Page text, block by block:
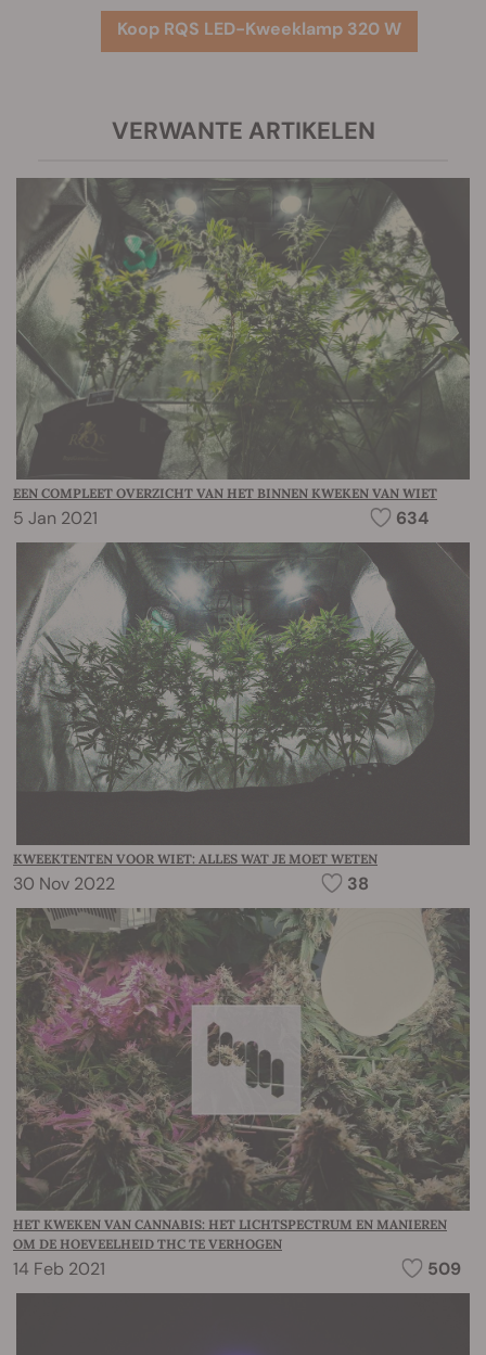
Koop RQS LED-Kweeklamp 320 W
VERWANTE ARTIKELEN
EEN COMPLEET OVERZICHT VAN HET BINNEN KWEKEN VAN WIET
5 Jan 2021 634
KWEEKTENTEN VOOR WIET: ALLES WAT JE MOET WETEN
30 Nov 2022 38
HET KWEKEN VAN CANNABIS: HET LICHTSPECTRUM EN MANIEREN
OM DE HOEVEELHEID THC TE VERHOGEN
14 Feb 2021 509